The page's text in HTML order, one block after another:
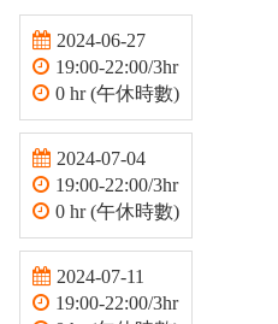
2024-06-27
19:00-22:00/3hr
0 hr (午休時數)
2024-07-04
19:00-22:00/3hr
0 hr (午休時數)
2024-07-11
19:00-22:00/3hr